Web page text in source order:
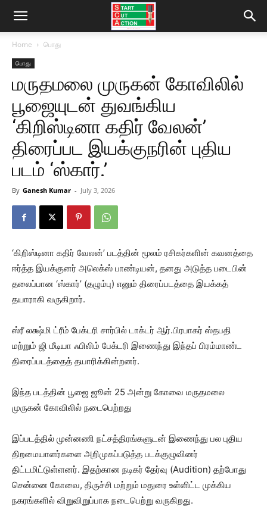
Home பொது
பொது
மருதமலை முருகன் கோவிலில்
பூஜையுடன் துவங்கிய
‘கிறிஸ்டினா கதிர் வேலன்’
திரைப்பட இயக்குநரின் புதிய
படம் ‘ஸ்கார்.’
By Ganesh Kumar - July 3, 2026
‘கிறிஸ்டினா கதிர் வேலன்’ படத்தின் மூலம் ரசிகர்களின் கவனத்தை
ஈர்த்த இயக்குனர் அலெக்ஸ் பாண்டியன், தனது அடுத்த படைபின்
தலைப்பான ‘ஸ்கார்’ (தழும்பு) எனும் திரைப்படத்தை இயக்கத்
தயாராகி வருகிறார்.
ஸ்ரீ லக்ஷ்மி ட்ரீம் பேக்டரி சார்பில் டாக்டர் ஆர்.பிரபாகர் ஸ்தபதி
மற்றும் ஜி மீடியா ஃபிலிம் பேக்டரி இணைந்து இந்தப் பிரம்மாண்ட
திரைப்படத்தைத் தயாரிக்கின்றனர்.
இந்த படத்தின் பூஜை ஜூன் 25 அன்று கோவை மருதமலை
முருகன் கோவிலில் நடைபெற்றது
இப்படத்தில் முன்னணி நட்சத்திரங்களுடன் இணைந்து பல புதிய
திறமையாளர்களை அறிமுகப்படுத்த படக்குழுவினர்
திட்டமிட்டுள்ளனர். இதற்கான நடிகர் தேர்வு (Audition) தற்போது
சென்னை கோவை, திருச்சி மற்றும் மதுரை உள்ளிட்ட முக்கிய
நகரங்களில் விறுவிறுப்பாக நடைபெற்று வருகிறது.